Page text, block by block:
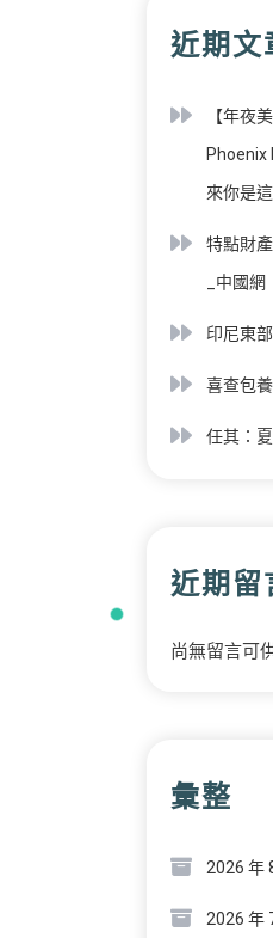
近期文
【年夜
Phoenix
來你是
特點財
_中國網
印尼東
喜查包
任其：
近期留
尚無留言可
彙整
2026 年
2026 年